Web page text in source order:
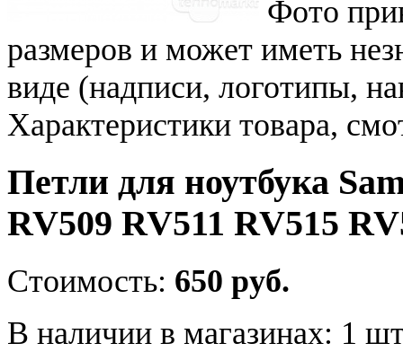
Фото
размеров и может иметь
виде (надписи, логотипы,
Характеристики товара,
Петли для ноутбука
RV509 RV511 RV515
Стоимость: 650 руб.
В наличии в магазинах: 1